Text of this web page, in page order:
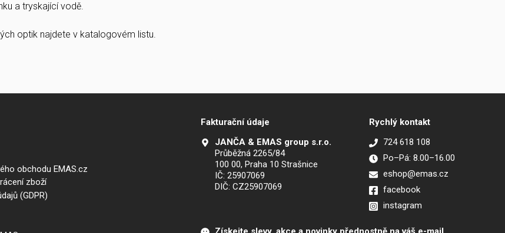
a tryskající vodě.
optik najdete v katalogovém listu.
obchodu EMAS.cz
zboží
(GDPR)
Fakturační údaje
JANČA & EMAS group s.r.o.
Průběžná 2265/84
100 00, Praha 10 Strašnice
IČ: 25907069
DIČ: CZ25907069
Rychlý kontakt
724 618 108
Po–Pá: 8.00–16.00
eshop@emas.cz
facebook
instagram